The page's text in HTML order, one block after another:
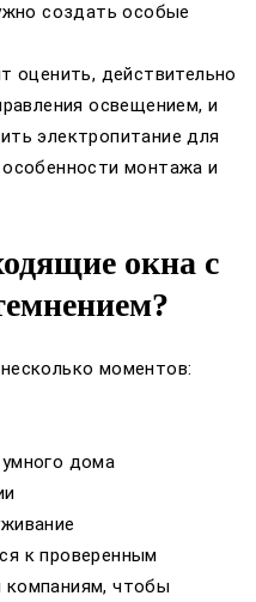
создать особые
оценить, действительно
освещением, и
электропитание для
монтажа и
окна с
моментов:
дома
к проверенным
чтобы